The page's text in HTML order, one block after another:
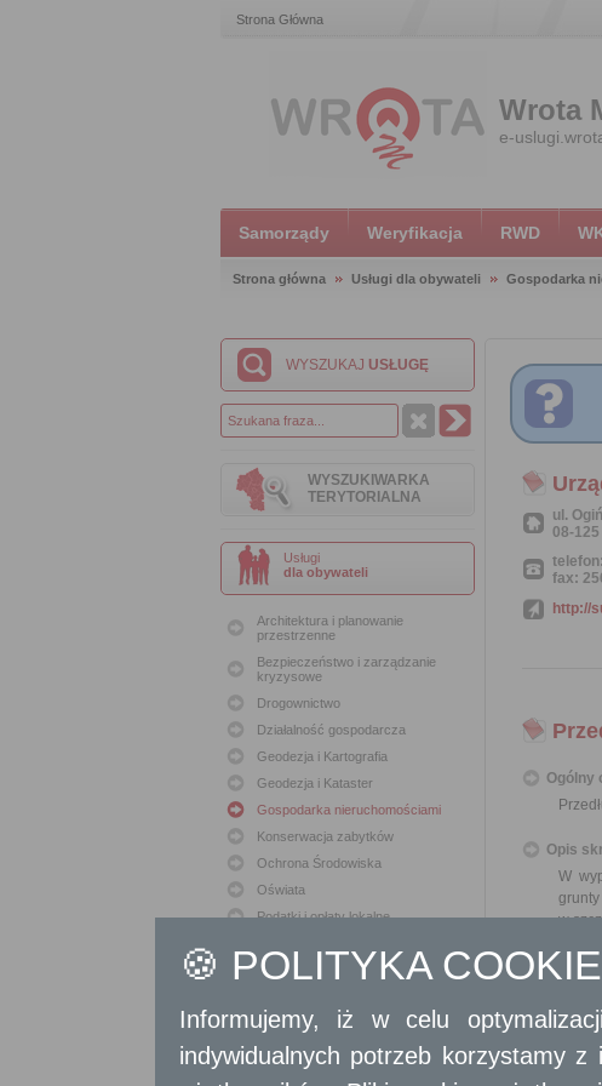
Strona Główna
Wrota
e-
Samorządy Weryfikacja RWD
Strona główna Usługi dla obywateli Gospodarka
WYSZUKAJ USŁUGĘ
WYSZUKIWARKA
TERYTORIALNA
Usługi
dla obywateli
Architektura i planowanie
przestrzenne
Bezpieczeństwo i zarządzanie
kryzysowe
Drogownictwo
Działalność gospodarcza
Geodezja i Kartografia
Geodezja i Kataster
Gospodarka nieruchomościami
Konserwacja zabytków
Ochrona Środowiska
Oświata
Podatki i opłaty lokalne
Polityka społeczna
Sport i Rekreacja
Sprawy komunalne
ul.
08-
fax:
http://
Ogólny
Opis
W
w
W
W
W
🍪 POLITYKA
Informujemy, iż w celu
indywidualnych potrzeb korzystamy